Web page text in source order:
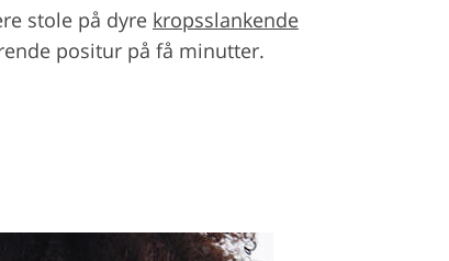
stole på dyre kropsslankende
positur på få minutter.